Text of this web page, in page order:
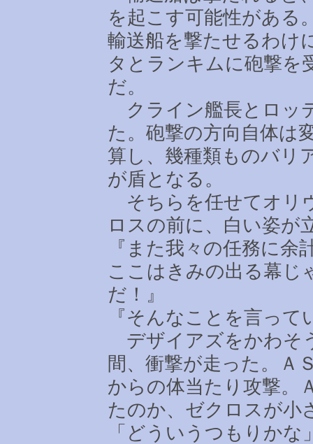
を起こす可能性がある
輸送船を撃たせるわけ
タとランキムに砲撃を
だ。
クライン艦長とロッ
た。砲撃の方向自体は
算し、幾種類ものバリ
が盾となる。
そちらを任せてオリ
ロスの前に、白い姿が
『また我々の任務に
ここはきみの出る幕じ
だ！』
『そんなことを言っ
デザイアズをかわそ
間、衝撃が走った。Ａ
からの体当たり攻撃。
たのか、ゼクロスが小
「どういうつもりかな